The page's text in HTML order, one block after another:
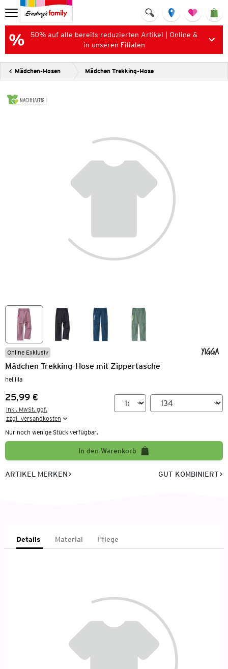
50% auf alle bereits reduzierten Artikel | Online &
in unseren Filialen
Mädchen-Hosen Mädchen Trekking-Hose
NACHHALTIG
Online Exklusiv
Mädchen Trekking-Hose mit Zippertasche
helllila
Preis:
25,99 €
inkl. MwSt. ggf.
zzgl. Versandkosten
Nur noch wenige Stück verfügbar.
In den Warenkorb
ARTIKEL MERKEN GUT KOMBINIERT
Details Material Pflege